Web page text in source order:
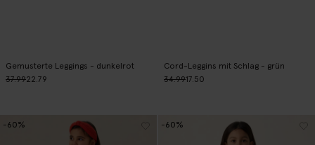
Gemusterte Leggings - dunkelrot
37.9922.79
Cord-Leggins mit Schlag - grün
34.9917.50
-60% -60%